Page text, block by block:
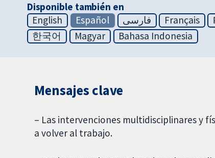
Disponible también en
English
Español فارسی Français
한국어
Magyar Bahasa Indonesia
Mensajes clave
– Las intervenciones multidisciplinares y
a volver al trabajo.